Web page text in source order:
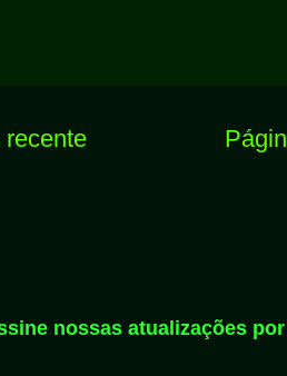
recente
nossas atualizações